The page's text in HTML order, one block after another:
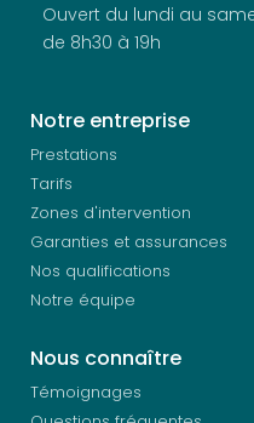
Ouvert du lundi au
de 8h30 à 19h
Notre entreprise
Prestations
Tarifs
Zones d'intervention
Garanties et assurances
Nos qualifications
Notre équipe
Nous connaître
Témoignages